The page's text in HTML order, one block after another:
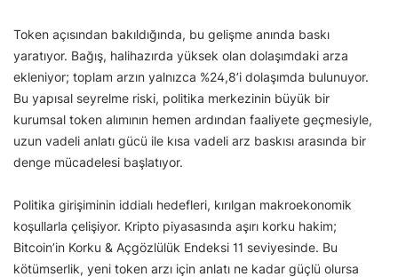
Token açısından bakıldığında, bu gelişme anında baskı
yaratıyor. Bağış, halihazırda yüksek olan dolaşımdaki arza
ekleniyor; toplam arzın yalnızca %24,8’i dolaşımda bulunuyor.
Bu yapısal seyrelme riski, politika merkezinin büyük bir
kurumsal token alımının hemen ardından faaliyete geçmesiyle,
uzun vadeli anlatı gücü ile kısa vadeli arz baskısı arasında bir
denge mücadelesi başlatıyor.
Politika girişiminin iddialı hedefleri, kırılgan makroekonomik
koşullarla çelişiyor. Kripto piyasasında aşırı korku hakim;
Bitcoin’in Korku & Açgözlülük Endeksi 11 seviyesinde. Bu
kötümserlik, yeni token arzı için anlatı ne kadar güçlü olursa